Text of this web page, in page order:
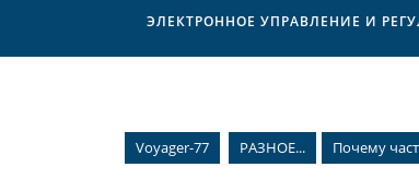
ЭЛЕКТРОННОЕ УПРАВЛЕНИЕ И
Voyager-77 РАЗНОЕ... Почему